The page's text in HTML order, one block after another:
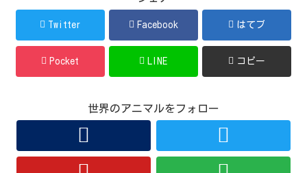
Twitter Facebook はてブ
Pocket LINE コピー
世界のアニマルをフォロー